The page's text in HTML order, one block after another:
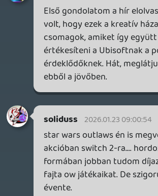
Ettől függeltenül aki most csap a lovak
közé (pl. a fiam), nem ismeri az AC-t, a
Shadows, a Mirage vagy a Valhalla lesz az
első neki, nem hiszem hogy nagyot
csalódna, ha érdekli a műfaj és a téma. Bár
a fiamnak inkább megvettem a Red Dead
2-t Steamen, 18-as karika ide, vagy oda. 😃
Amit láttam belőlük, az alapján
valószínűleg ellennék velük. A "Ubisoft -
The Game" formulában az a jó, hogy nem
árulnak vele zsákbamacskát: az ember
nagyjából tudja, mire számíthat.